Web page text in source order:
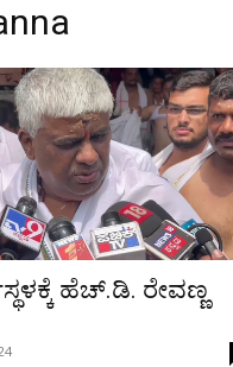
ಹೆಚ್.ಡಿ. ರೇವಣ್ಣ